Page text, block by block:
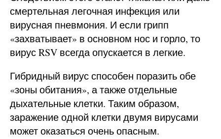
смертельная легочная инфекция или
вирусная пневмония. И если грипп
«захватывает» в основном нос и горло, то
вирус RSV всегда опускается в легкие.
Гибридный вирус способен поразить обе
«зоны обитания», а также отдельные
дыхательные клетки. Таким образом,
заражение одной клетки двумя вирусами
может оказаться очень опасным.